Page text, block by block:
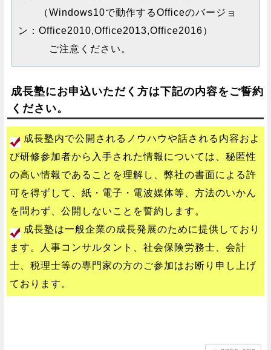
（Windows10で動作するOfficeのバージョ
ン：Office2010,Office2013,Office2016）
ご注意ください。
成長塾にお申込いただく方は下記の内容をご誓約
ください。
成長塾内で公開されるノウハウや話される内容およ
び研修参加者から入手された情報については、秘匿性
の高い情報であることを理解し、弊社の書面による許
可を得ずして、紙・電子・電波媒体等、方法のいかん
を問わず、公開しないことを誓約します。
成長塾は一般企業の成長発展のために提供しており
ます。人事コンサルタント、社会保険労務士、会計
士、税理士等の専門家の方のご参加はお断り申し上げ
ております。